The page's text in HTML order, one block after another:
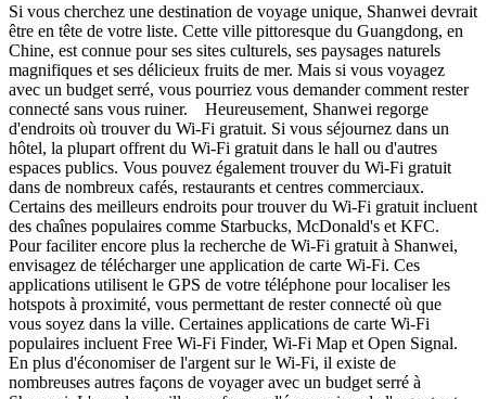
Si vous cherchez une destination de voyage unique, Shanwei devrait
être en tête de votre liste. Cette ville pittoresque du Guangdong, en
Chine, est connue pour ses sites culturels, ses paysages naturels
magnifiques et ses délicieux fruits de mer. Mais si vous voyagez
avec un budget serré, vous pourriez vous demander comment rester
connecté sans vous ruiner. Heureusement, Shanwei regorge
d'endroits où trouver du Wi-Fi gratuit. Si vous séjournez dans un
hôtel, la plupart offrent du Wi-Fi gratuit dans le hall ou d'autres
espaces publics. Vous pouvez également trouver du Wi-Fi gratuit
dans de nombreux cafés, restaurants et centres commerciaux.
Certains des meilleurs endroits pour trouver du Wi-Fi gratuit incluent
des chaînes populaires comme Starbucks, McDonald's et KFC.
Pour faciliter encore plus la recherche de Wi-Fi gratuit à Shanwei,
envisagez de télécharger une application de carte Wi-Fi. Ces
applications utilisent le GPS de votre téléphone pour localiser les
hotspots à proximité, vous permettant de rester connecté où que
vous soyez dans la ville. Certaines applications de carte Wi-Fi
populaires incluent Free Wi-Fi Finder, Wi-Fi Map et Open Signal.
En plus d'économiser de l'argent sur le Wi-Fi, il existe de
nombreuses autres façons de voyager avec un budget serré à